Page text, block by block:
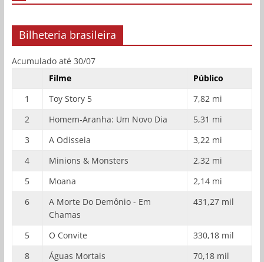
Bilheteria brasileira
Acumulado até 30/07
Filme
Público
1
Toy Story 5
7,82 mi
2
Homem-Aranha: Um Novo Dia
5,31 mi
3
A Odisseia
3,22 mi
4
Minions & Monsters
2,32 mi
5
Moana
2,14 mi
6
A Morte Do Demônio - Em
Chamas
431,27 mil
5 O Convite
330,18 mil
8
Águas Mortais
70,18 mil